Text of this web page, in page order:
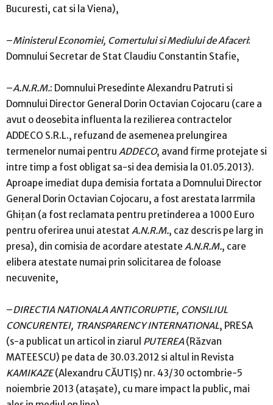
Bucuresti, cat si la Viena),
–Ministerul Economiei, Comertului si Mediului de Afaceri:
Domnului Secretar de Stat Claudiu Constantin Stafie,
–A.N.R.M.: Domnului Presedinte Alexandru Patruti si
Domnului Director General Dorin Octavian Cojocaru (care a
avut o deosebita influenta la rezilierea contractelor
ADDECO S.R.L., refuzand de asemenea prelungirea
termenelor numai pentru ADDECO, avand firme protejate si
intre timp a fost obligat sa-si dea demisia la 01.05.2013).
Aproape imediat dupa demisia fortata a Domnului Director
General Dorin Octavian Cojocaru, a fost arestata Iarrmila
Ghiţan (a fost reclamata pentru pretinderea a 1000 Euro
pentru oferirea unui atestat A.N.R.M., caz descris pe larg in
presa), din comisia de acordare atestate A.N.R.M., care
elibera atestate numai prin solicitarea de foloase
necuvenite,
–DIRECTIA NATIONALA ANTICORUPTIE, CONSILIUL
CONCURENTEI, TRANSPARENCY INTERNATIONAL, PRESA
(s-a publicat un articol in ziarul PUTEREA(Răzvan
MATEESCU) pe data de 30.03.2012 si altul in Revista
KAMIKAZE(Alexandru CĂUTIŞ) nr. 43/30 octombrie-5
noiembrie 2013 (ataşate), cu mare impact la public, mai